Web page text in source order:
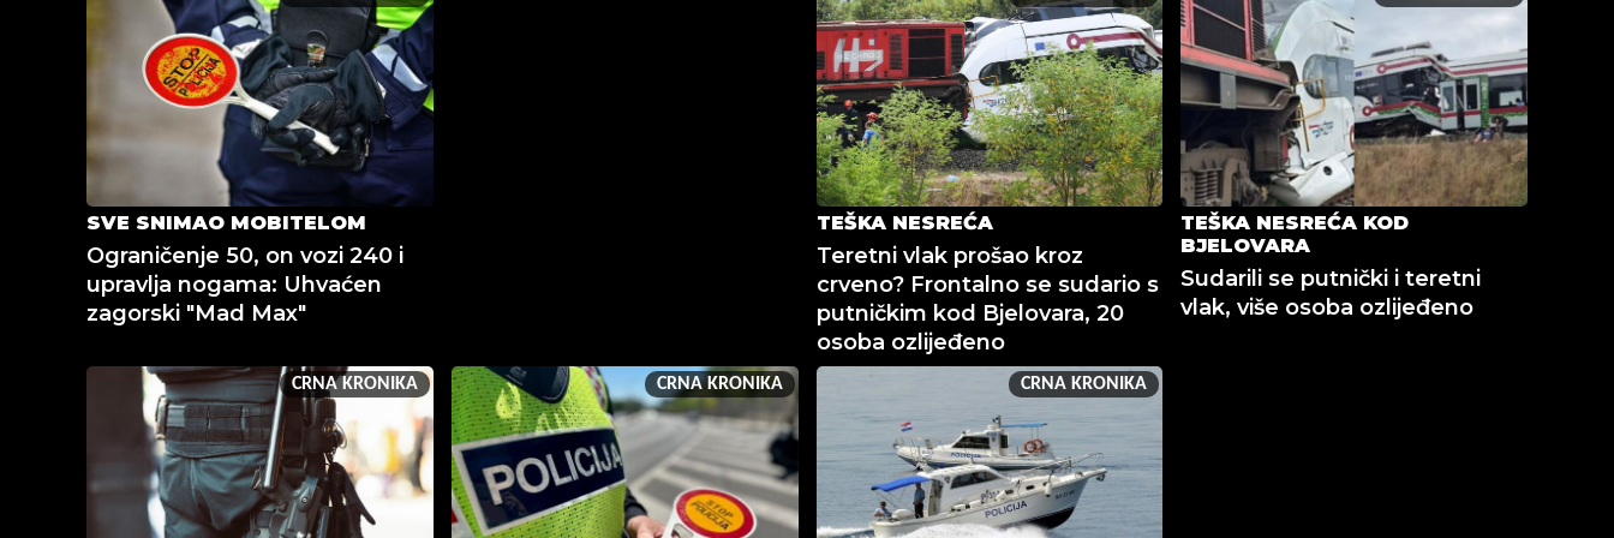
SVE SNIMAO MOBITELOM
Ograničenje 50, on vozi 240 i
upravlja nogama: Uhvaćen
zagorski "Mad Max"
TEŠKA NESREĆA
Teretni vlak prošao kroz
crveno? Frontalno se sudario s
putničkim kod Bjelovara, 20
osoba ozlijeđeno
TEŠKA NESREĆA KOD
BJELOVARA
Sudarili se putnički i teretni
vlak, više osoba ozlijeđeno
CRNA KRONIKA CRNA KRONIKA CRNA KRONIKA